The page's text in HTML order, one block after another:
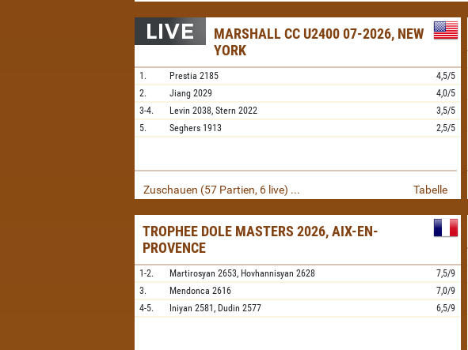
MARSHALL CC U2400 07-2026, NEW
YORK
1. Prestia 2185
4,5/5
2.
Jiang 2029
4,0/5
3-4.
Levin 2038,Stern 2022
3,5/5
5.
Seghers 1913 2,5/5
Zuschauen (57 Partien, 6 live) ... Tabelle
TROPHEE DOLE MASTERS 2026, AIX-EN-
PROVENCE
1-2. Martirosyan 2653, Hovhannisyan 2628
7,5/9
3.
Mendonca 2616
7,0/9
4-5.
Iniyan 2581, Dudin 2577 6,5/9